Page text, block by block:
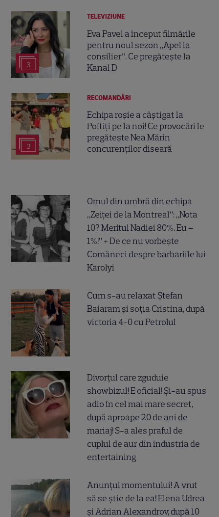
3
TELEVIZIUNE
Eva Pavel a început filmările
pentru noul sezon „Apel la
consilier”. Ce pregătește la
Kanal D
3
RECOMANDĂRI
Echipa roșie a câștigat la
Poftiți pe la noi! Ce provocări le
pregătește Nea Mărin
concurenților diseară
Omul din umbră din echipa
„Zeiței de la Montreal”: „Nota
10? Meritul Nadiei 80%. Eu –
1%!” + De ce nu vorbește
Comăneci despre barbariile lui
Karolyi
Cum s-au relaxat Ștefan
Baiaram și soția Cristina, după
victoria 4-0 cu Petrolul
Divorțul care zguduie
showbizul! E oficial! Și-au spus
adio în cel mai mare secret,
după aproape 20 de ani de
mariaj! S-a ales praful de
cuplul de aur din industria de
entertaining
Anunțul momentului! A vrut
să se știe de la ea! Elena Udrea
și Adrian Alexandrov, după 10